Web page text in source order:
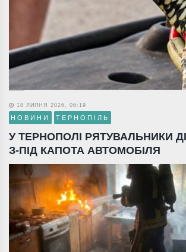
18 ЛИПНЯ 2026, 06:19
НОВИНИ ТЕРНОПІЛЬ
У ТЕРНОПОЛІ РЯТУВАЛЬНИКИ
З-ПІД КАПОТА АВТОМОБІЛЯ